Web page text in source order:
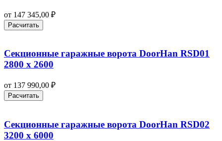
от 147 345,00 ₽
Расчитать
Секционные гаражные ворота DoorHan RSD01
2800 х 2600
от 137 990,00 ₽
Расчитать
Секционные гаражные ворота DoorHan RSD02
3200 х 6000